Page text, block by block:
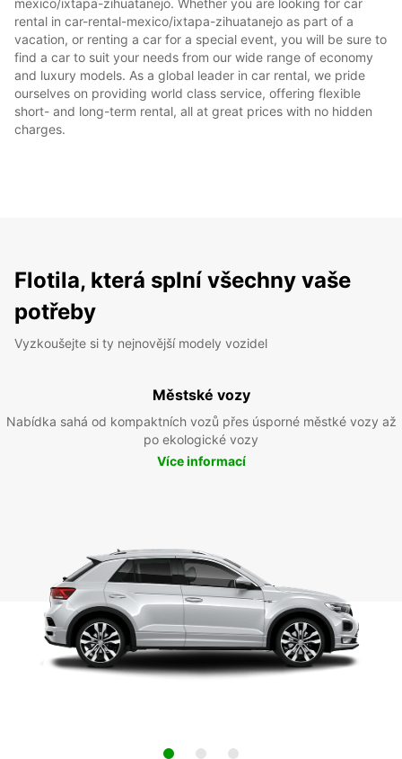
mexico/ixtapa-zihuatanejo. Whether you are looking for car
rental in car-rental-mexico/ixtapa-zihuatanejo as part of a
vacation, or renting a car for a special event, you will be sure to
find a car to suit your needs from our wide range of economy
and luxury models. As a global leader in car rental, we pride
ourselves on providing world class service, offering flexible
short- and long-term rental, all at great prices with no hidden
charges.
Flotila, která splní všechny vaše
potřeby
Vyzkoušejte si ty nejnovější modely vozidel
Městské vozy
Nabídka sahá od kompaktních vozů přes úsporné městké vozy až
po ekologické vozy
Více informací